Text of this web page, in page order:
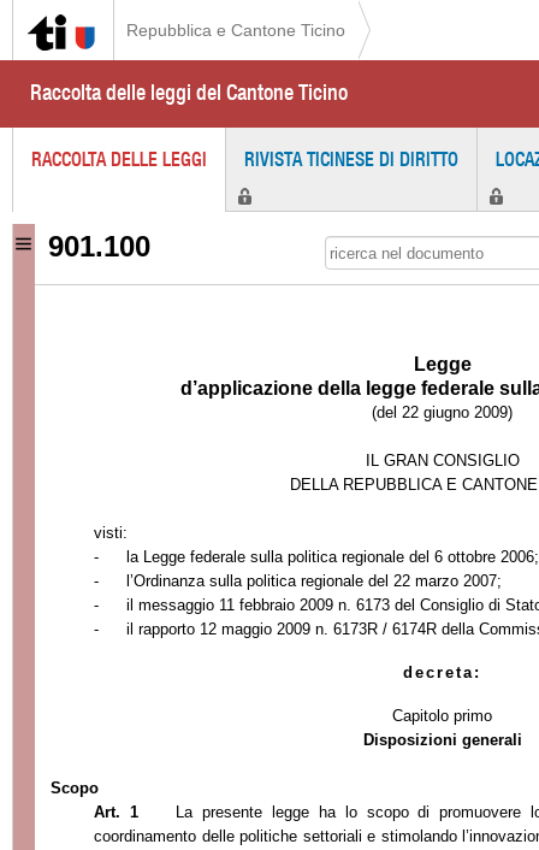
Repubblica e Cantone Ticino
Raccolta delle leggi del Cantone Ticino
RACCOLTA DELLE LEGGI RIVISTA TICINESE DI DIRITTO
901.100
Legge
d’applicazione della legge federale
(del 22 giugno 2009)
IL GRAN CONSIGLIO
DELLA REPUBBLICA E
visti:
-
la Legge federale sulla politica regionale del 6 ottobre 2006;
-
l’Ordinanza sulla politica regionale del 22 marzo 2007;
-
il messaggio 11 febbraio 2009 n. 6173 del Consiglio di
-
il rapporto 12 maggio 2009 n. 6173R / 6174R della
decreta:
Capitolo primo
Disposizioni generali
Scopo
Art. 1
La presente legge ha lo scopo di promuovere
coordinamento delle politiche settoriali e stimolando